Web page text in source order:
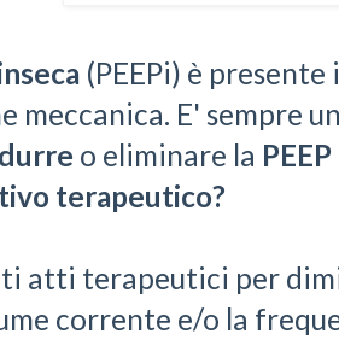
(PEEPi) è
meccanica. E' sempre
o eliminare la
terapeutico?
atti terapeutici per
corrente e/o la